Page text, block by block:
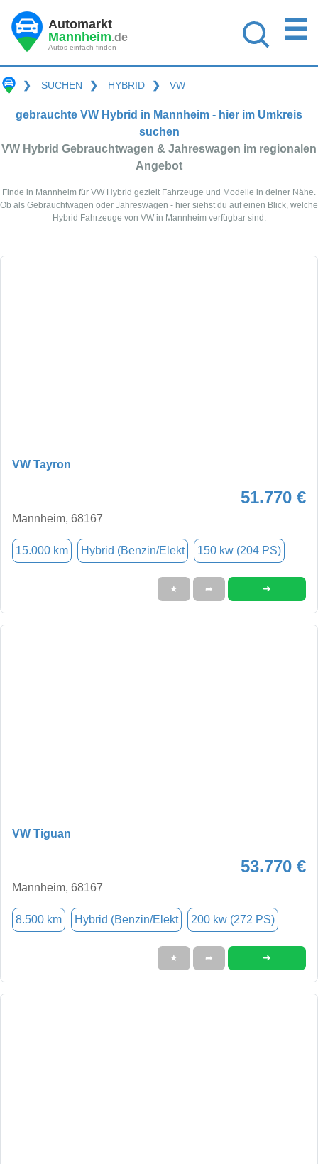
Automarkt
Mannheim.de
Autos einfach finden
☰
❯ SUCHEN ❯ HYBRID ❯ VW
gebrauchte VW Hybrid in Mannheim - hier im Umkreis
suchen
VW Hybrid Gebrauchtwagen & Jahreswagen im regionalen
Angebot
Finde in Mannheim für VW Hybrid gezielt Fahrzeuge und Modelle in deiner Nähe.
Ob als Gebrauchtwagen oder Jahreswagen - hier siehst du auf einen Blick, welche
Hybrid Fahrzeuge von VW in Mannheim verfügbar sind.
VW Tayron
51.770 €
Mannheim, 68167
15.000 km Hybrid (Benzin/Elekt 150 kw (204 PS)
★ ➦ ➜
VW Tiguan
53.770 €
Mannheim, 68167
8.500 km Hybrid (Benzin/Elekt 200 kw (272 PS)
★ ➦ ➜